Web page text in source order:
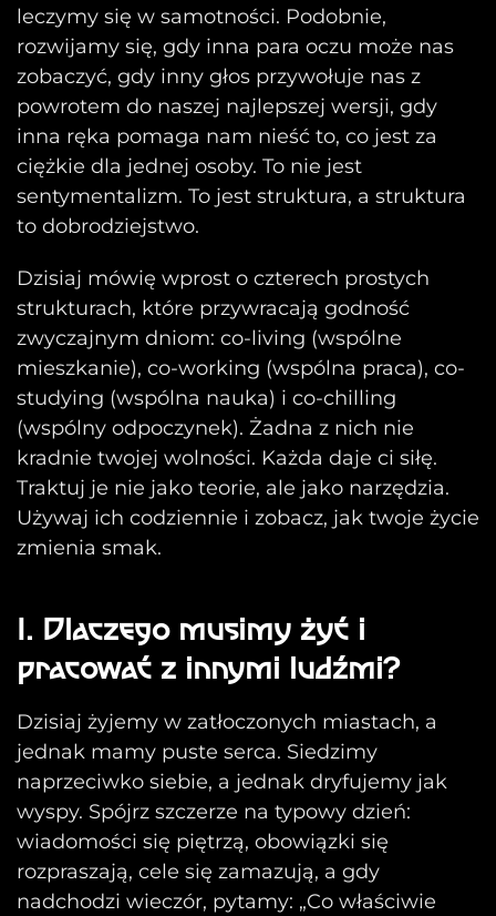
leczymy się w samotności. Podobnie,
rozwijamy się, gdy inna para oczu może nas
zobaczyć, gdy inny głos przywołuje nas z
powrotem do naszej najlepszej wersji, gdy
inna ręka pomaga nam nieść to, co jest za
ciężkie dla jednej osoby. To nie jest
sentymentalizm. To jest struktura, a struktura
to dobrodziejstwo.
Dzisiaj mówię wprost o czterech prostych
strukturach, które przywracają godność
zwyczajnym dniom: co-living (wspólne
mieszkanie), co-working (wspólna praca), co-
studying (wspólna nauka) i co-chilling
(wspólny odpoczynek). Żadna z nich nie
kradnie twojej wolności. Każda daje ci siłę.
Traktuj je nie jako teorie, ale jako narzędzia.
Używaj ich codziennie i zobacz, jak twoje życie
zmienia smak.
I. Dlaczego musimy żyć i
pracować z innymi ludźmi?
Dzisiaj żyjemy w zatłoczonych miastach, a
jednak mamy puste serca. Siedzimy
naprzeciwko siebie, a jednak dryfujemy jak
wyspy. Spójrz szczerze na typowy dzień:
wiadomości się piętrzą, obowiązki się
rozpraszają, cele się zamazują, a gdy
nadchodzi wieczór, pytamy: „Co właściwie